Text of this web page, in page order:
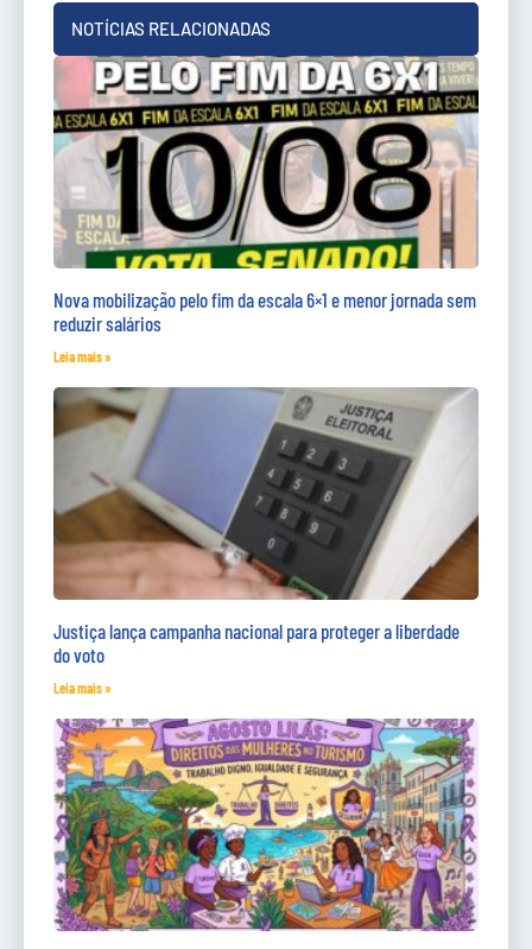
NOTÍCIAS RELACIONADAS
Nova mobilização pelo fim da escala 6×1 e menor jornada sem
reduzir salários
Leia mais »
Justiça lança campanha nacional para proteger a liberdade
do voto
Leia mais »